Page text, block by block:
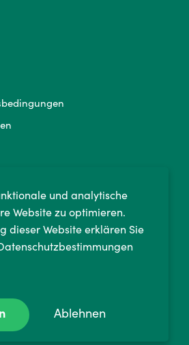
und analytische
Website zu optimieren.
dieser Website erklären Sie
Ablehnen